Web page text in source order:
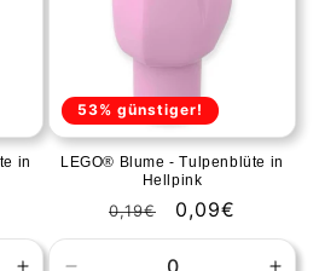
in
53% günstiger!
LEGO® Blume - Tulpenblüte in
Hellpink
Normale
prijs
0,19€ 0,09€